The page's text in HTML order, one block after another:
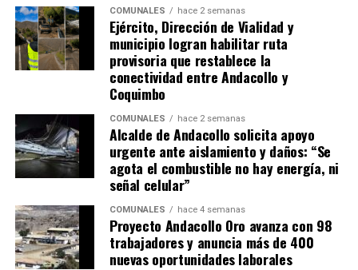
COMUNALES hace 2 semanas
Ejército, Dirección de Vialidad y
municipio logran habilitar ruta
provisoria que restablece la
conectividad entre Andacollo y
Coquimbo
COMUNALES hace 2 semanas
Alcalde de Andacollo solicita apoyo
urgente ante aislamiento y daños: “Se
agota el combustible no hay energía, ni
señal celular”
COMUNALES hace 4 semanas
Proyecto Andacollo Oro avanza con 98
trabajadores y anuncia más de 400
nuevas oportunidades laborales